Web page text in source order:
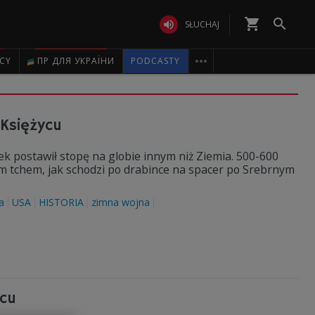
 SŁUCHAJ shopping_cart 
ПР ДЛЯ УКРАЇНИ PODCASTY 
postawił stopę na globie innym niż Ziemia. 500-600
tchem, jak schodzi po drabince na spacer po Srebrnym
USA HISTORIA zimna wojna